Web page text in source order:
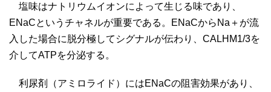
塩味はナトリウムイオンによって生じる味であり、
ENaCというチャネルが重要である。ENaCからNa＋が流
入した場合に脱分極してシグナルが伝わり、CALHM1/3を
介してATPを分泌する。
利尿剤（アミロライド）にはENaCの阻害効果があり、